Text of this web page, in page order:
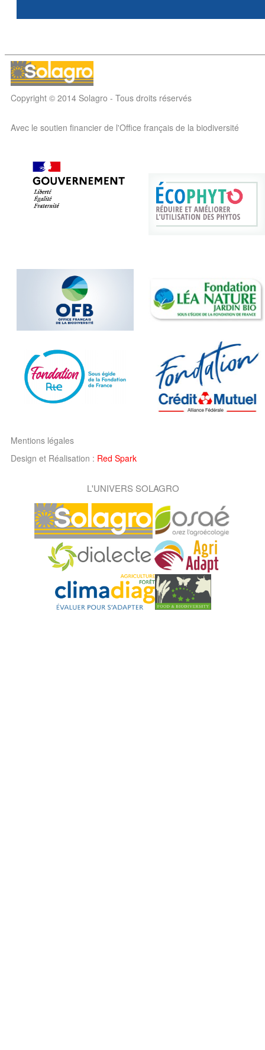
Copyright © 2014 Solagro - Tous droits réservés
Avec le soutien financier de l'Office français de la biodiversité
Mentions légales
Design et Réalisation : Red Spark
L'UNIVERS SOLAGRO